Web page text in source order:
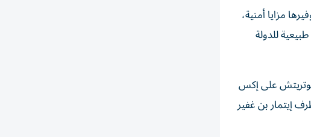
مزايا أمنية،
للدولة
على إكس
إيتمار بن غفير